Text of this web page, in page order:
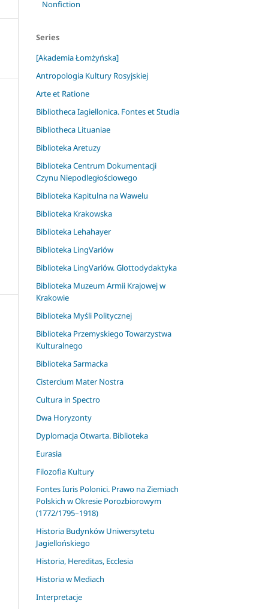
Nonfiction
Series
[Akademia Łomżyńska]
Antropologia Kultury Rosyjskiej
Arte et Ratione
Bibliotheca Iagiellonica. Fontes et Studia
Bibliotheca Lituaniae
Biblioteka Aretuzy
Biblioteka Centrum Dokumentacji
Czynu Niepodległościowego
Biblioteka Kapitulna na Wawelu
Biblioteka Krakowska
Biblioteka Lehahayer
Biblioteka LingVariów
Biblioteka LingVariów. Glottodydaktyka
Biblioteka Muzeum Armii Krajowej w
Krakowie
Biblioteka Myśli Politycznej
Biblioteka Przemyskiego Towarzystwa
Kulturalnego
Biblioteka Sarmacka
Cistercium Mater Nostra
Cultura in Spectro
Dwa Horyzonty
Dyplomacja Otwarta. Biblioteka
Eurasia
Filozofia Kultury
Fontes Iuris Polonici. Prawo na Ziemiach
Polskich w Okresie Porozbiorowym
(1772/1795–1918)
Historia Budynków Uniwersytetu
Jagiellońskiego
Historia, Hereditas, Ecclesia
Historia w Mediach
Interpretacje